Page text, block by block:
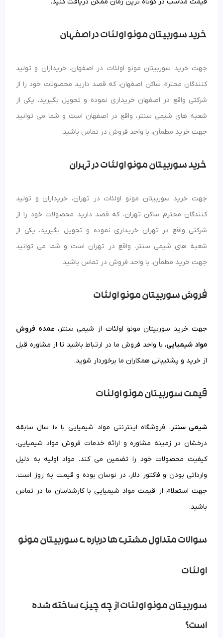
خرید سوربیتان مونو اولئات در اصفهان
جهت خرید سوربیتان مونو اولئات در اصفهان، خریداران و تولید
کنندگان محترم ساکن اصفهان، که قصد دارید محصولات خود را از
شرکتی واقع در اصفهان خریداری نموده و تحویل بگیرید، یکی از
شعبه های شیمی سنتر، واقع در اصفهان است و شما می توانید
جهت خرید مطمأن، با واحد فروش در تماس باشید.
خرید سوربیتان مونو اولئات در تهران
جهت خرید سوربیتان مونو اولئات در تهران، خریداران و تولید
کنندگان محترم ساکن تهران، که قصد دارید محصولات خود را از
شرکتی واقع در تهران خریداری نموده و تحویل بگیرید، یکی از
شعبه های شیمی سنتر، واقع در تهران است و شما می توانید
جهت خرید مطمأن، با واحد فروش در تماس باشید.
فروش سوربیتان مونو اولئات
جهت خرید سوربیتان مونو اولئات از شیمی سنتر،عمده فروش
مواد شیمیایی، با واحد فروش ما در ارتباط باشید تا از مشاوره قبل
از خرید و پشتیبانی همکاران ما برخوردار شوید.
قیمت سوربیتان مونو اولئات
شیمی سنتر
، فروشگاه اینترنتی مواد شیمیایی با 10 سال سابقه
درخشان در زمینه مشاوره و ارائه خدمات فروش مواد شیمیایی،
کیفیت محصولات خود را تضمین می کند. مواد اولیه به دلیل
وارداتی بودن و فاکتور دلار، در نوسان بوده و قیمت به روز است.
جهت استعلام از قیمت مواد شیمیایی با کارشناسان ما در تماس
باشید.
سوالات متداول مشتری ها درباره ی سوربیتان مونو
اولئات
سوربیتان مونو اولئات از چه چیزی ساخته شده
است؟